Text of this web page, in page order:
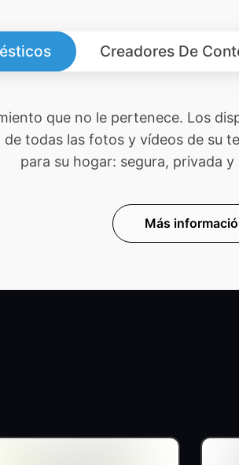
Creadores De
que no le pertenece. Los
todas las fotos y vídeos de su
para su hogar: segura, privada y
Más